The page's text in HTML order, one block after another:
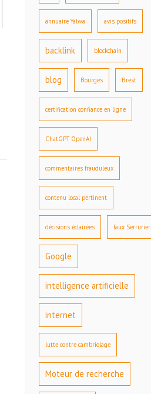
annuaire Yalwa avis positifs
backlink blockchain
blog Bourges Brest
certification confiance en ligne
ChatGPT OpenAI
commentaires frauduleux
contenu local pertinent
décisions éclairées faux Serrurier
Google
intelligence artificielle
internet
lutte contre cambriolage
Moteur de recherche